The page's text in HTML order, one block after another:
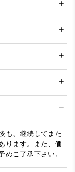
も、継続してまた
ります。また、価
めご了承下さい。